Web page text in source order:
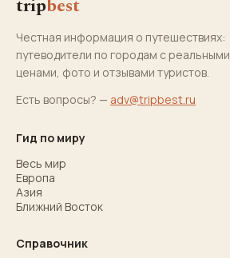
tripbest
Честная информация о путешествиях:
путеводители по городам с реальными
ценами, фото и отзывами туристов.
Есть вопросы? — adv@tripbest.ru
Гид по миру
Весь мир
Европа
Азия
Ближний Восток
Справочник